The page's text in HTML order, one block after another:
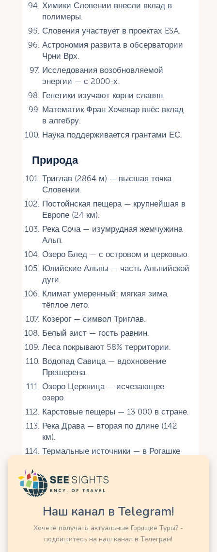
Химики Словении внесли вклад в
полимеры.
Словения участвует в проектах ESA.
Астрономия развита в обсерватории
Чрни Врх.
Исследования возобновляемой
энергии — с 2000-х.
Генетики изучают корни славян.
Математик Фран Хочевар внёс вклад
в алгебру.
Наука поддерживается грантами ЕС.
Природа
Триглав (2864 м) — высшая точка
Словении.
Постойнская пещера — крупнейшая в
Европе (24 км).
Река Соча — изумрудная жемчужина
Альп.
Озеро Блед — с островом и церковью.
Юлийские Альпы — часть Альпийской
дуги.
Климат умеренный: мягкая зима,
тёплое лето.
Козерог — символ Триглав.
Белый аист — гость равнин.
Леса покрывают 58% территории.
Водопад Савица — вдохновение
Прешерена.
Озеро Церкница — исчезающее
озеро.
Карстовые пещеры — 13 000 в стране.
Река Драва — вторая по длине (142
км).
Термальные источники — в Рогашке
Словения — страна 300 водопадов.
Серны обитают в Альпах.
Похорье — горы с лесами.
Эдельвейс растёт в горах.
Ураганы редки, но дожди часты.
Наш канал в Telegram!
Хочете получать актуальные Горящие Туры? -
подпишитесь на наш канал в Телеграм!